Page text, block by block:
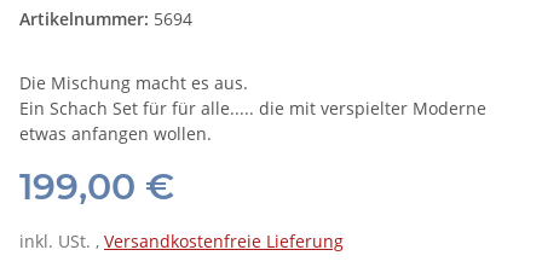
Artikelnummer: 5694
Die Mischung macht es aus.
Ein Schach Set für für alle..... die mit verspielter Moderne
etwas anfangen wollen.
199,00 €
inkl. USt. , Versandkostenfreie Lieferung